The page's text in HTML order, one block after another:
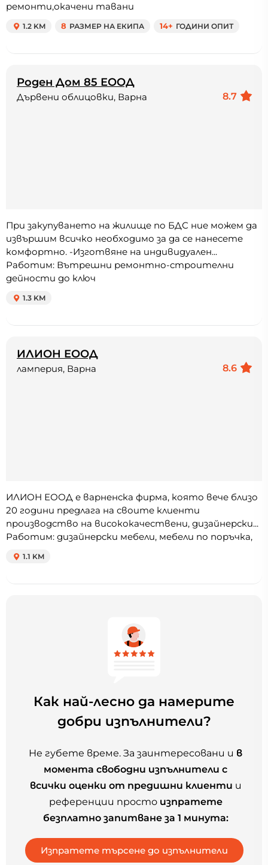
ремонти,окачени тавани
1.2 KM 8 РАЗМЕР НА ЕКИПА 14+ ГОДИНИ ОПИТ
Роден Дом 85 ЕООД
8.7
Дървени облицовки, Варна
При закупуването на жилище по БДС ние можем да
извършим всичко необходимо за да се нанесете
комфортно. -Изготвяне на индивидуален...
Работим: Вътрешни ремонтно-строителни
дейности до ключ
1.3 KM
ИЛИОН ЕООД
8.6
ламперия, Варна
ИЛИОН ЕООД е варненска фирма, която вече близо
20 години предлага на своите клиенти
производство на висококачествени, дизайнерски...
Работим: дизайнерски мебели, мебели по поръчка,
1.1 KM
Как най-лесно да намерите
добри изпълнители?
Не губете време. За заинтересовани и в
момента свободни изпълнители с
всички оценки от предишни клиенти и
референции просто изпратете
безплатно запитване за 1 минута: